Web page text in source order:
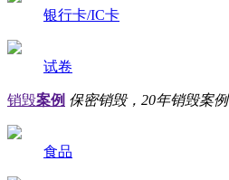
银行卡/IC卡
试卷
销毁案例 保密销毁，20年销毁案例
食品